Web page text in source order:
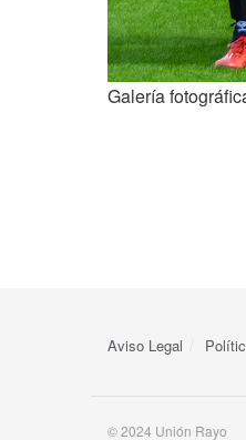
Galería
Aviso Legal
© 2024 Unión Rayo